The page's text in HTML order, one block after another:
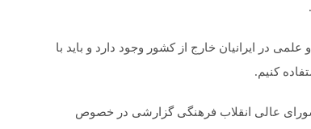
در ایرانیان خارج از کشور وجود دارد و باید با
کنیم.
عالی انقلاب فرهنگی گزارشی در خصوص